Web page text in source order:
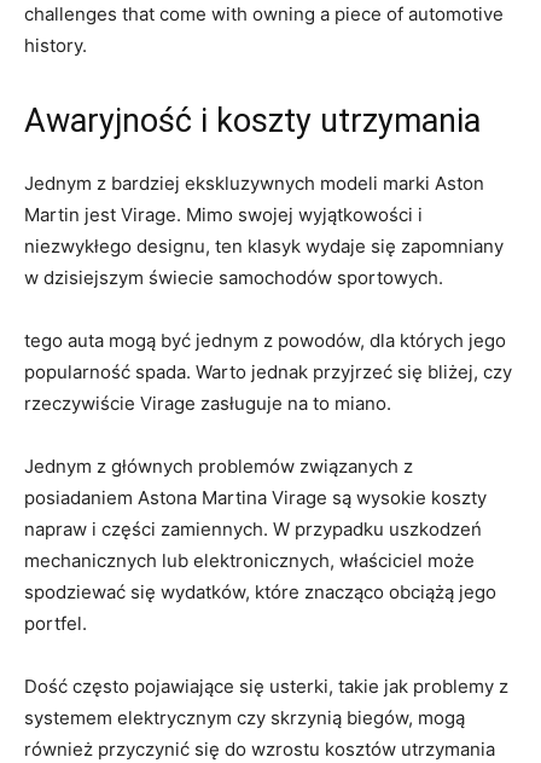
challenges‌ that⁢ come with owning a piece of automotive
history.
Awaryjność i koszty utrzymania
Jednym z‍ bardziej ekskluzywnych modeli marki​ Aston
Martin jest Virage.​ Mimo swojej wyjątkowości ⁢i
niezwykłego designu, ​ten klasyk wydaje się zapomniany
w dzisiejszym⁤ świecie samochodów sportowych.
tego auta mogą być jednym z‍ powodów, ​dla których jego
popularność spada. Warto jednak przyjrzeć⁣ się bliżej, czy
rzeczywiście Virage zasługuje na to‌ miano.
Jednym z głównych problemów ⁢związanych z
posiadaniem Astona Martina ⁢Virage są wysokie koszty
napraw i części zamiennych. W‍ przypadku uszkodzeń
mechanicznych lub elektronicznych, ⁣właściciel może
spodziewać‍ się wydatków, które znacząco ⁤obciążą ⁣jego
portfel.
Dość⁢ często pojawiające się usterki, ‌takie ‌jak ⁣problemy z
systemem elektrycznym czy skrzynią biegów, mogą
również przyczynić się do wzrostu ​kosztów ⁤utrzymania⁤